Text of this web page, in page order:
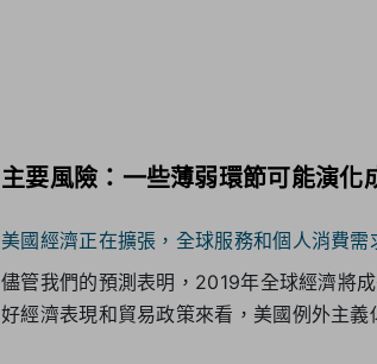
主要風險：一些薄弱環節可能演化
美國經濟正在擴張，全球服務和個人消費需
儘管我們的預測表明，2019年全球經濟將
好經濟表現和貿易政策來看，美國例外主義